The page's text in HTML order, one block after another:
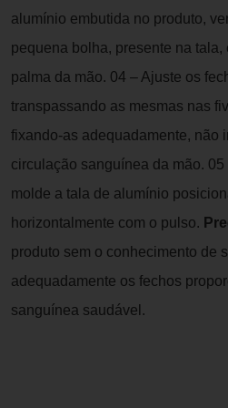
alumínio embutida no produto,
pequena bolha, presente na
palma da mão. 04 – Ajuste os
transpassando as mesmas nas
fixando-as adequadamente, não
circulação sanguínea da mão.
molde a tala de alumínio
horizontalmente com o pulso.
produto sem o conhecimento de
adequadamente os fechos
sanguínea saudável.